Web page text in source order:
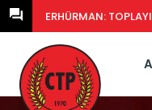
ERHÜRMAN: